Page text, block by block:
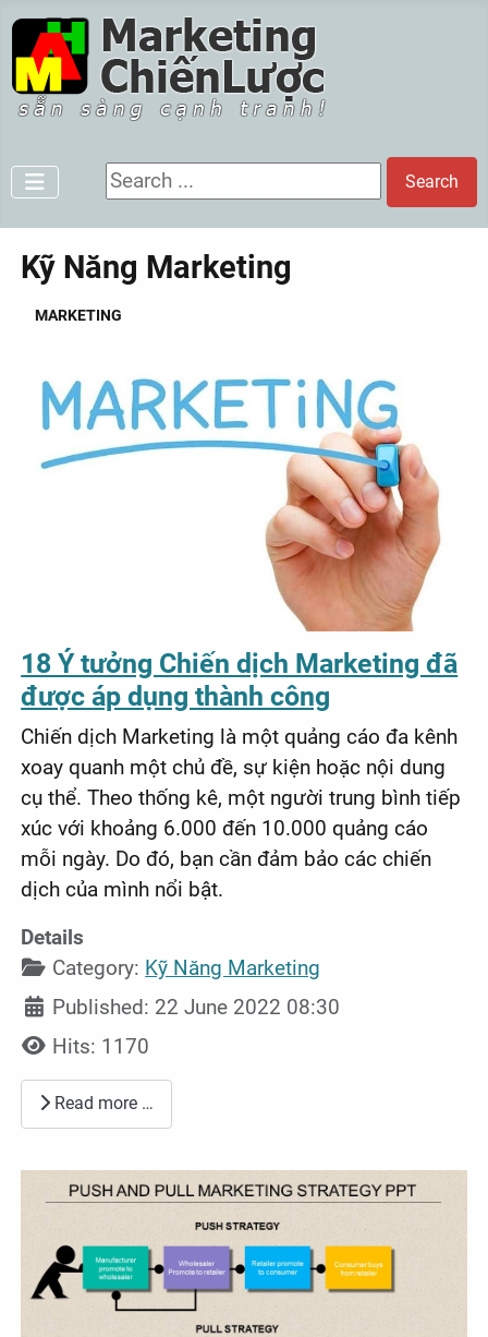
Search ... Search
Kỹ Năng Marketing
MARKETING
18 Ý tưởng Chiến dịch Marketing đã
được áp dụng thành công
Chiến dịch Marketing là một quảng cáo đa kênh
xoay quanh một chủ đề, sự kiện hoặc nội dung
cụ thể. Theo thống kê, một người trung bình tiếp
xúc với khoảng 6.000 đến 10.000 quảng cáo
mỗi ngày. Do đó, bạn cần đảm bảo các chiến
dịch của mình nổi bật.
Details
Category: Kỹ Năng Marketing
Published: 22 June 2022 08:30
Hits: 1170
Read more …